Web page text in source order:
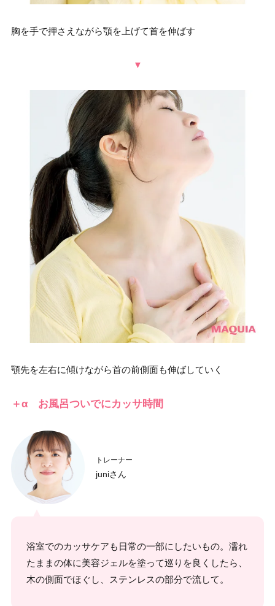
胸を手で押さえながら顎を上げて首を伸ばす
▼
顎先を左右に傾けながら首の前側面も伸ばしていく
＋α お風呂ついでにカッサ時間
トレーナー
juniさん
浴室でのカッサケアも日常の一部にしたいもの。濡れ
たままの体に美容ジェルを塗って巡りを良くしたら、
木の側面でほぐし、ステンレスの部分で流して。